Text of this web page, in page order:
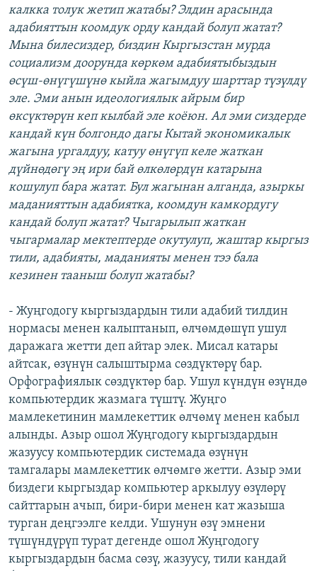
калкка толук жетип жатабы? Элдин арасында
адабияттын коомдук орду кандай болуп жатат?
Мына билесиздер, биздин Кыргызстан мурда
социализм доорунда көркөм адабиятыбыздын
өсүш-өнүгүшүнө кыйла жагымдуу шарттар түзүлдү
эле. Эми анын идеологиялык айрым бир
өксүктөрүн кеп кылбай эле коёюн. Ал эми сиздерде
кандай күн болгондо дагы Кытай экономикалык
жагына ургалдуу, катуу өнүгүп келе жаткан
дүйнөдөгү эң ири бай өлкөлөрдүн катарына
кошулуп бара жатат. Бул жагынан алганда, азыркы
маданияттын адабиятка, коомдун камкордугу
кандай болуп жатат? Чыгарылып жаткан
чыгармалар мектептерде окутулуп, жаштар кыргыз
тили, адабияты, маданияты менен тээ бала
кезинен тааныш болуп жатабы?
- Жуңгодогу кыргыздардын тили адабий тилдин
нормасы менен калыптанып, өлчөмдөшүп ушул
даражага жетти деп айтар элек. Мисал катары
айтсак, өзүнүн салыштырма сөздүктөрү бар.
Орфографиялык сөздүктөр бар. Ушул күндүн өзүндө
компьютердик жазмага түштү. Жуңго
мамлекетинин мамлекеттик өлчөмү менен кабыл
алынды. Азыр ошол Жуңгодогу кыргыздардын
жазуусу компьютердик системада өзүнүн
тамгалары мамлекеттик өлчөмгө жетти. Азыр эми
биздеги кыргыздар компьютер аркылуу өзүлөрү
сайттарын ачып, бири-бири менен кат жазыша
турган деңгээлге келди. Ушунун өзү эмнени
түшүндүрүп турат дегенде ошол Жуңгодогу
кыргыздардын басма сөзү, жазуусу, тили кандай